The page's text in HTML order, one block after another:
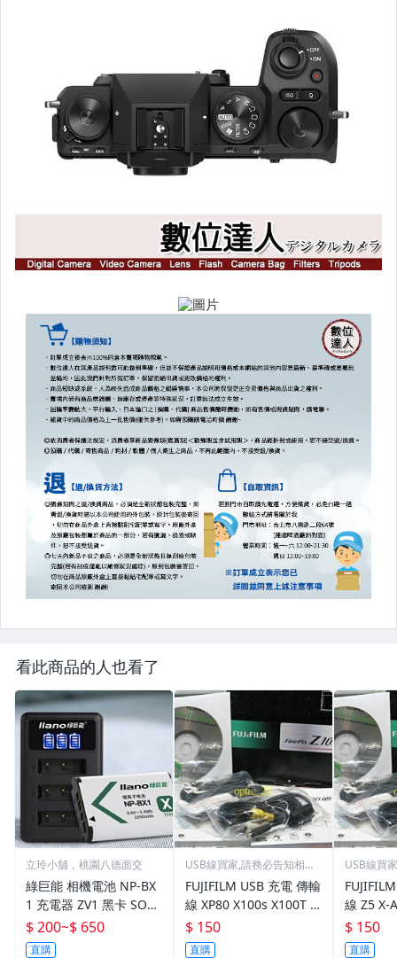
看此商品的人也看了
立玲小舖，桃園八德面交
綠巨能 相機電池 NP-BX
1 充電器 ZV1 黑卡 SON
Y RX100 HX50 RX1 RX1
R M5 M6 M7
$ 200~$ 650
直購
USB線買家,請務必告知相機
FUJIFILM USB 充電 傳輸
線 XP80 X100s X100T X-
M1 X-T1 X-T10 X-E2
$ 150
直購
USB線買
線 Z5 X-
9600
S
$ 150
直購